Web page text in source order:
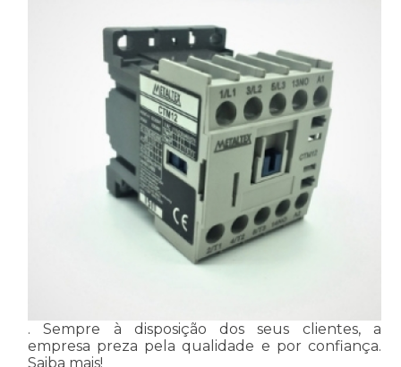
. Sempre à disposição dos seus clientes, a
empresa preza pela qualidade e por confiança.
Saiba mais!